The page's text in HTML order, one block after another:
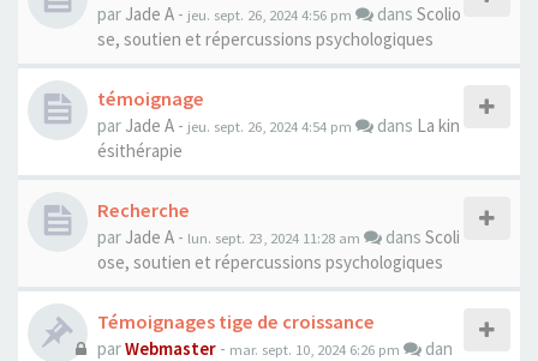
par Jade A - jeu. sept. 26, 2024 4:56 pm dans Scolio
se, soutien et répercussions psychologiques
témoignage
par Jade A - jeu. sept. 26, 2024 4:54 pm dans La kin
ésithérapie
Recherche
par Jade A - lun. sept. 23, 2024 11:28 am dans Scoli
ose, soutien et répercussions psychologiques
Témoignages tige de croissance
parWebmaster - mar. sept. 10, 2024 6:26 pm
dan